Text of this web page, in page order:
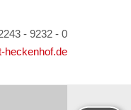
- 9232 - 0
heckenhof.de